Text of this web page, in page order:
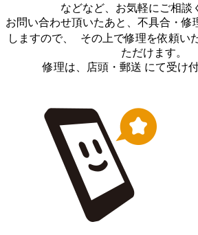
などなど、お気軽にご相談
お問い合わせ頂いたあと、不具合・修
しますので、 その上で修理を依頼い
ただけます。
修理は、店頭・郵送 にて受け